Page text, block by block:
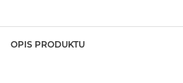
OPIS PRODUKTU